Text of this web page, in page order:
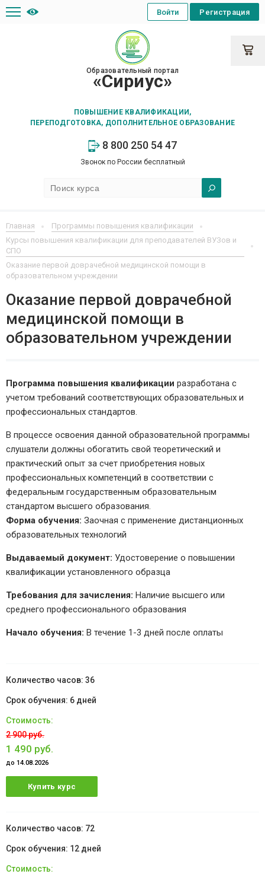
Образовательный портал
«Сириус»
ПОВЫШЕНИЕ КВАЛИФИКАЦИИ,
ПЕРЕПОДГОТОВКА, ДОПОЛНИТЕЛЬНОЕ ОБРАЗОВАНИЕ
8 800 250 54 47
Звонок по России бесплатный
Регистрация
Войти
Главная
Программы повышения квалификации
Курсы повышения квалификации для преподавателей ВУЗов и
СПО
Оказание первой доврачебной медицинской помощи в
образовательном учреждении
Оказание первой доврачебной
медицинской помощи в
образовательном учреждении
Программа повышения квалификации разработана с
учетом требований соответствующих образовательных и
профессиональных стандартов.
В процессе освоения данной образовательной программы
слушатели должны обогатить свой теоретический и
практический опыт за счет приобретения новых
профессиональных компетенций в соответствии с
федеральным государственным образовательным
стандартом высшего образования.
Форма обучения: Заочная с применение дистанционных
образовательных технологий
Выдаваемый документ: Удостоверение о повышении
квалификации установленного образца
Требования для зачисления: Наличие высшего или
среднего профессионального образования
Начало обучения: В течение 1-3 дней после оплаты
36
6 дней
2 900 руб.
1 490 руб.
до 14.08.2026
Купить курс
72
12 дней